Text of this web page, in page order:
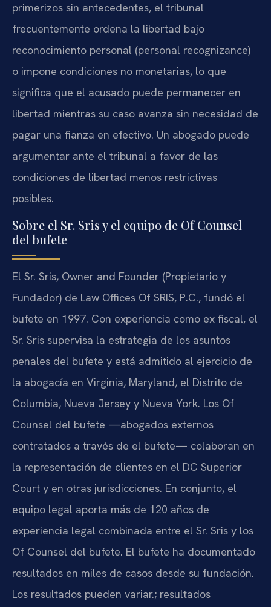
primerizos sin antecedentes, el tribunal
frecuentemente ordena la libertad bajo
reconocimiento personal (personal recognizance)
o impone condiciones no monetarias, lo que
significa que el acusado puede permanecer en
libertad mientras su caso avanza sin necesidad de
pagar una fianza en efectivo. Un abogado puede
argumentar ante el tribunal a favor de las
condiciones de libertad menos restrictivas
posibles.
Sobre el Sr. Sris y el equipo de Of Counsel
del bufete
El Sr. Sris, Owner and Founder (Propietario y
Fundador) de Law Offices Of SRIS, P.C., fundó el
bufete en 1997. Con experiencia como ex fiscal, el
Sr. Sris supervisa la estrategia de los asuntos
penales del bufete y está admitido al ejercicio de
la abogacía en Virginia, Maryland, el Distrito de
Columbia, Nueva Jersey y Nueva York. Los Of
Counsel del bufete —abogados externos
contratados a través de el bufete— colaboran en
la representación de clientes en el DC Superior
Court y en otras jurisdicciones. En conjunto, el
equipo legal aporta más de 120 años de
experiencia legal combinada entre el Sr. Sris y los
Of Counsel del bufete. El bufete ha documentado
resultados en miles de casos desde su fundación.
Los resultados pueden variar.; resultados